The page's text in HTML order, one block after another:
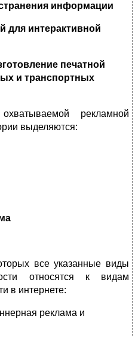
информации
для интерактивной
печатной
и транспортных
рекламной
выделяются:
все указанные виды
относятся к видам
в интернете:
реклама и